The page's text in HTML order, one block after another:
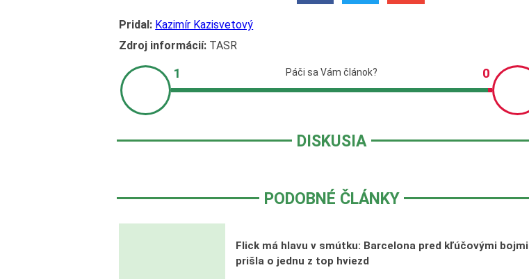
Pridal: Kazimír Kazisvetový
Zdroj informácií: TASR
DISKUSIA
PODOBNÉ ČLÁNKY
Flick má hlavu v smútku: Barcelona pred kľúčovými bojmi
prišla o jednu z top hviezd